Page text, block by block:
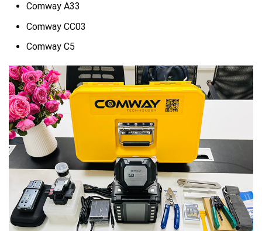
Comway A33
Comway CC03
Comway C5